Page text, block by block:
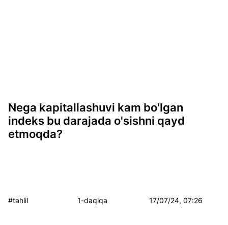
Nega kapitallashuvi kam bo'lgan
indeks bu darajada o'sishni qayd
etmoqda?
#tahlil 1-daqiqa 17/07/24, 07:26